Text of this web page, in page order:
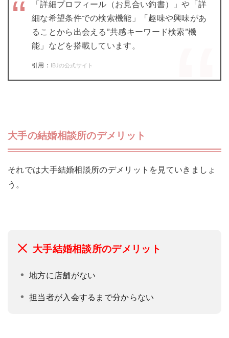
「詳細プロフィール（お見合い釣書）」や「詳
細な希望条件での検索機能」「趣味や興味があ
ることから出会える”共感キーワード検索”機
能」などを搭載しています。
引用： IBJの公式サイト
大手の結婚相談所のデメリット
それでは大手結婚相談所のデメリットを見ていきましょ
う。
大手結婚相談所のデメリット
地方に店舗がない
担当者が入会するまで分からない